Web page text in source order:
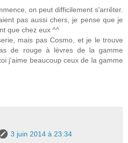
on peut difficilement s'arrêter.
pas aussi chers, je pense que je
que chez eux ^^
mais pas Cosmo, et je le trouve
de rouge à lèvres de la gamme
j'aime beaucoup ceux de la gamme
3 juin 2014 à 23:34